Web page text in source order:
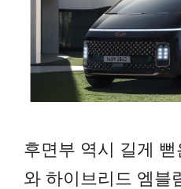
후면부 역시 길게
와 하이브리드 엠블